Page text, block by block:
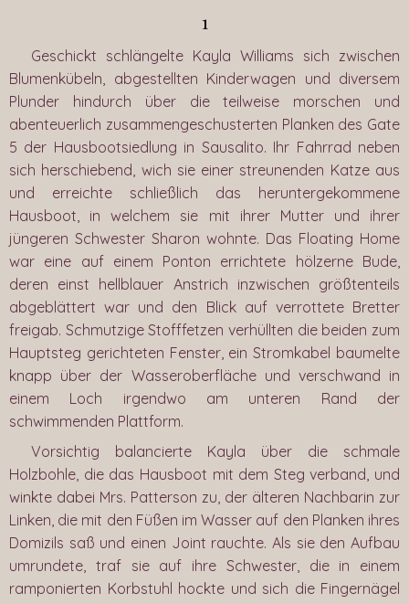
1
Geschickt schlängelte Kayla Williams sich zwischen
Blumenkübeln, abgestellten Kinderwagen und diversem
Plunder hindurch über die teilweise morschen und
abenteuerlich zusammengeschusterten Planken des Gate
5 der Hausbootsiedlung in Sausalito. Ihr Fahrrad neben
sich herschiebend, wich sie einer streunenden Katze aus
und erreichte schließlich das heruntergekommene
Hausboot, in welchem sie mit ihrer Mutter und ihrer
jüngeren Schwester Sharon wohnte. Das Floating Home
war eine auf einem Ponton errichtete hölzerne Bude,
deren einst hellblauer Anstrich inzwischen größtenteils
abgeblättert war und den Blick auf verrottete Bretter
freigab. Schmutzige Stofffetzen verhüllten die beiden zum
Hauptsteg gerichteten Fenster, ein Stromkabel baumelte
knapp über der Wasseroberfläche und verschwand in
einem Loch irgendwo am unteren Rand der
schwimmenden Plattform.
Vorsichtig balancierte Kayla über die schmale
Holzbohle, die das Hausboot mit dem Steg verband, und
winkte dabei Mrs. Patterson zu, der älteren Nachbarin zur
Linken, die mit den Füßen im Wasser auf den Planken ihres
Domizils saß und einen Joint rauchte. Als sie den Aufbau
umrundete, traf sie auf ihre Schwester, die in einem
ramponierten Korbstuhl hockte und sich die Fingernägel